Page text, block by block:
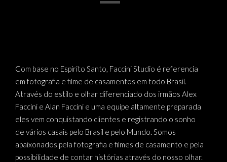
Com base no Espírito Santo, Faccini Studio é referencia
em fotografia e filme de casamentos em todo Brasil.
Através do estilo e olhar diferenciado dos irmãos Alex
Faccini e Alan Faccini e uma equipe altamente preparada
eles vem conquistando clientes e registrando o sonho
de vários casais pelo Brasil e pelo Mundo. Somos
apaixonados pela fotografia e filmes de casamento e pela
possibilidade de contar histórias através do nosso olhar.